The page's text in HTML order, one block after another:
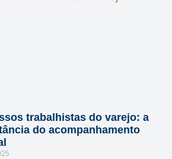
trabalhistas do varejo: a
do acompanhamento